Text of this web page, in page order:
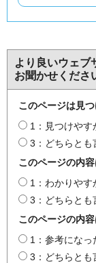
より良いウェブ
お聞かせくださ
このページは見
1：見つけやす
3：どちらとも
このページの内
1：わかりやす
3：どちらとも
このページの内
1：参考になっ
3：どちらとも